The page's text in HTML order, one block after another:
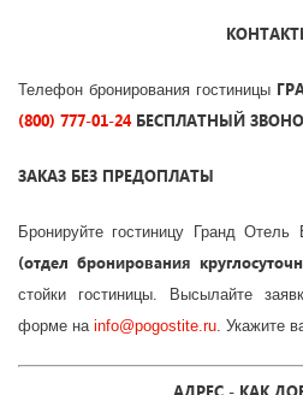
Телефон бронирования гостиницы
(800) 777-01-24БЕСПЛАТНЫЙ
ЗАКАЗ БЕЗ ПРЕДОПЛАТЫ
Бронируйте гостиницу Гранд Отель
(отдел бронирования
стойки гостиницы. Высылайте
форме на info@pogostite.ru. Укажите
АДРЕС - КАК